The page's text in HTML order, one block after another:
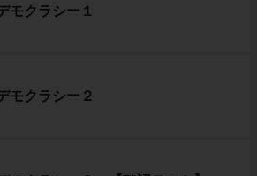
モクラシー１
モクラシー２